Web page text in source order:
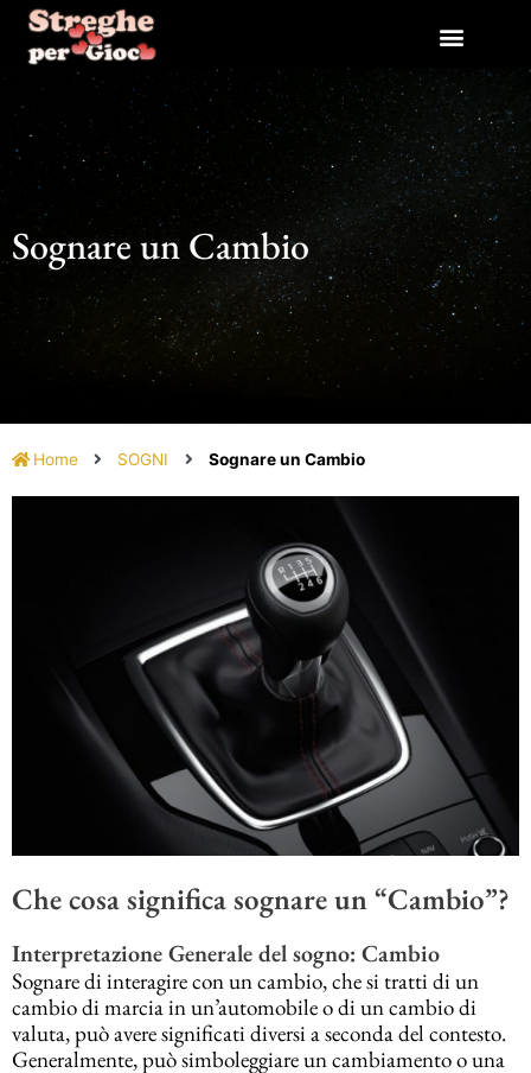
contenuto
Sognare un Cambio
Home SOGNI Sognare un Cambio
Che cosa significa sognare un “Cambio”?
Interpretazione Generale del sogno: Cambio
Sognare di interagire con un cambio, che si tratti di un
cambio di marcia in un’automobile o di un cambio di
valuta, può avere significati diversi a seconda del contesto.
Generalmente, può simboleggiare un cambiamento o una